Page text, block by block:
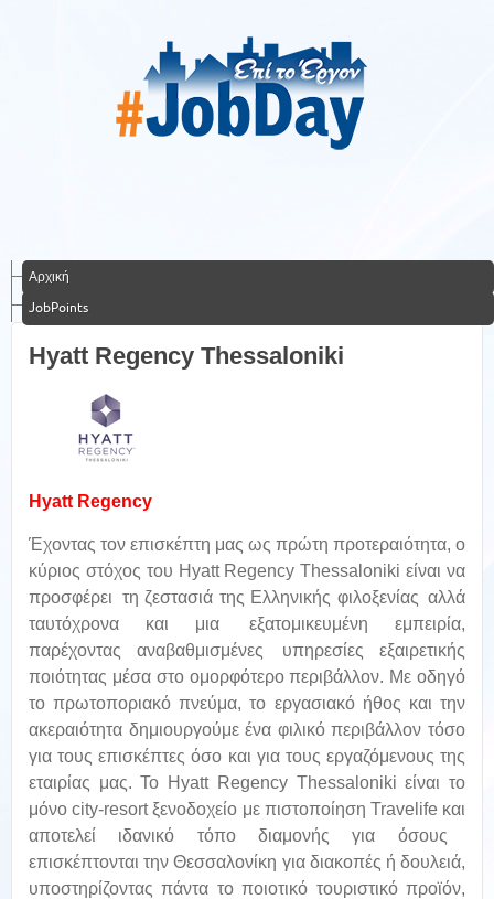
Αρχική
JobPoints
Hyatt Regency Thessaloniki
Hyatt Regency
Έχοντας τον επισκέπτη μας ως πρώτη προτεραιότητα, ο
κύριος στόχος του Hyatt Regency Thessaloniki είναι να
προσφέρει τη ζεστασιά της Ελληνικής φιλοξενίας αλλά
ταυτόχρονα και μια εξατομικευμένη εμπειρία,
παρέχοντας αναβαθμισμένες υπηρεσίες εξαιρετικής
ποιότητας μέσα στο ομορφότερο περιβάλλον. Με οδηγό
το πρωτοποριακό πνεύμα, το εργασιακό ήθος και την
ακεραιότητα δημιουργούμε ένα φιλικό περιβάλλον τόσο
για τους επισκέπτες όσο και για τους εργαζόμενους της
εταιρίας μας. Το Hyatt Regency Thessaloniki είναι το
μόνοcity-resortξενοδοχείο με πιστοποίηση Travelifeκαι
αποτελεί ιδανικό τόπο διαμονής για όσους
επισκέπτονται την Θεσσαλονίκη για διακοπές ή δουλειά,
υποστηρίζοντας πάντα το ποιοτικό τουριστικό προϊόν,